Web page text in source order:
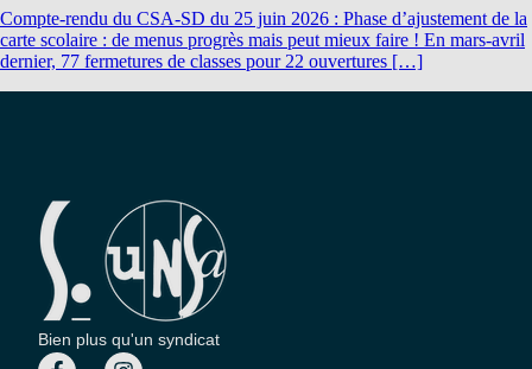
Compte-rendu du CSA-SD du 25 juin 2026 : Phase d’ajustement de la
carte scolaire : de menus progrès mais peut mieux faire ! En mars-avril
dernier, 77 fermetures de classes pour 22 ouvertures […]
Bien plus qu'un syndicat